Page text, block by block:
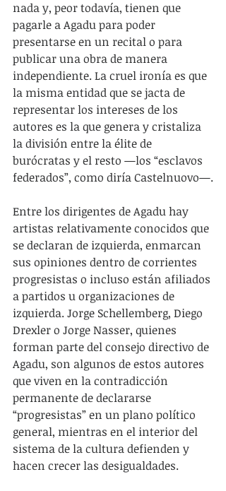
nada y, peor todavía, tienen que
pagarle a Agadu para poder
presentarse en un recital o para
publicar una obra de manera
independiente. La cruel ironía es que
la misma entidad que se jacta de
representar los intereses de los
autores es la que genera y cristaliza
la división entre la élite de
burócratas y el resto —los “esclavos
federados”, como diría Castelnuovo—.
Entre los dirigentes de Agadu hay
artistas relativamente conocidos que
se declaran de izquierda, enmarcan
sus opiniones dentro de corrientes
progresistas o incluso están afiliados
a partidos u organizaciones de
izquierda. Jorge Schellemberg, Diego
Drexler o Jorge Nasser, quienes
forman parte del consejo directivo de
Agadu, son algunos de estos autores
que viven en la contradicción
permanente de declararse
“progresistas” en un plano político
general, mientras en el interior del
sistema de la cultura defienden y
hacen crecer las desigualdades.